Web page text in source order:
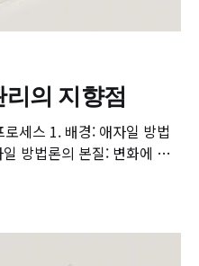
의 지향점
자일 방법
대응하기 위한 방법론으로
고정된 계획을 엄격하게 준